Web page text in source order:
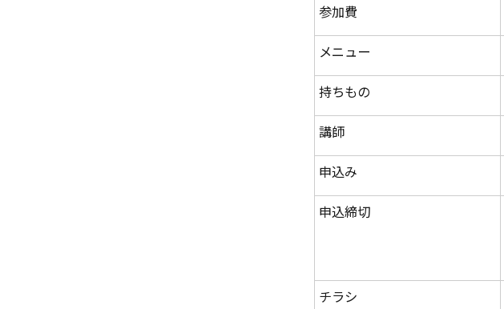
参加費
メニュー
持ちもの
講師
申込み
申込締切
チラシ